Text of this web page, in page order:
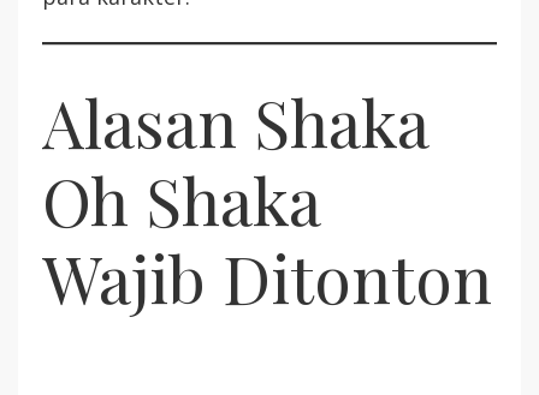
Alasan Shaka
Oh Shaka
Wajib Ditonton